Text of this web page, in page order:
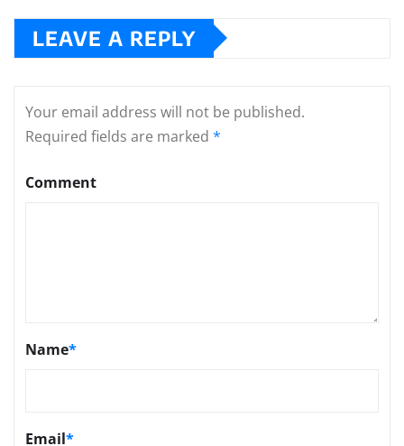
LEAVE A REPLY
Your email address will not be published.
Required fields are marked *
Comment
Name*
Email*